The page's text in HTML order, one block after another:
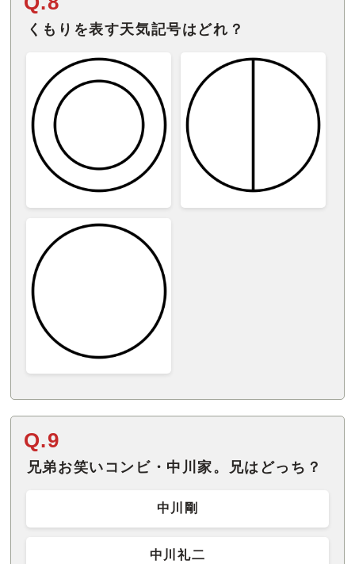
くもりを表す天気記号はどれ？
Q.9
兄弟お笑いコンビ・中川家。兄はどっち？
中川剛
中川礼二